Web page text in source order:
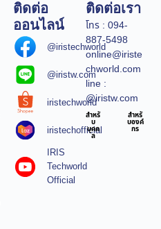
ติดต่อ
ออนไลน์
@iristechworld
@iristw.com
iristechworld
iristechofficial
IRIS
Techworld
Official
ติดต่อเรา
โทร : 094-
887-5498
online@iriste
chworld.com
line :
@iristw.com
สำหรั
บ
บุคค
ล
สำหรั
บองค์
กร